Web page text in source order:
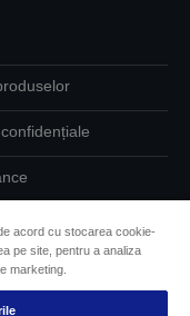
cookie
acord cu stocarea cookie-
pe site, pentru a analiza
marketing.